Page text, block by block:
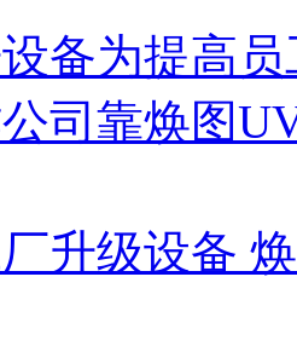
备为提高
司靠焕图
升级设备